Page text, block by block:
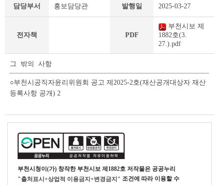
조
테
이
담당부서 홍보담당관 발행일 2025-03-27
전자책 PDF
부천시보 제
1882호(3.
27.).pdf
그 밖의 사항
○부천시공직자윤리위원회 공고 제2025-2호(재산공개대상자 재산
등록사항 공개) 2
부천시청이(가) 창작한 부천시보 제1882호 저작물은 공공누리
"출처표시+상업적 이용금지+변경금지" 조건에 따라 이용할 수